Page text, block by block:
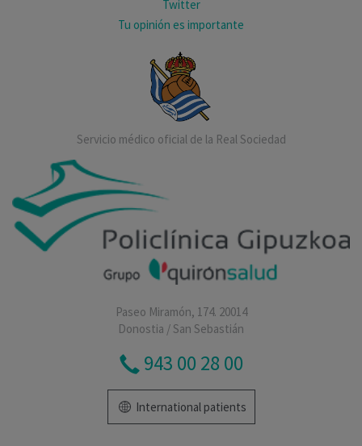
Twitter
Tu opinión es importante
Servicio médico oficial de la Real Sociedad
Paseo Miramón, 174. 20014
Donostia / San Sebastián
943 00 28 00
International patients